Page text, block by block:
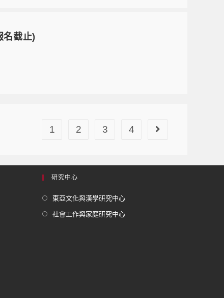
名截止)
1 2 3 4
研究中心
東亞文化與漢學研究中心
社會工作與家庭研究中心